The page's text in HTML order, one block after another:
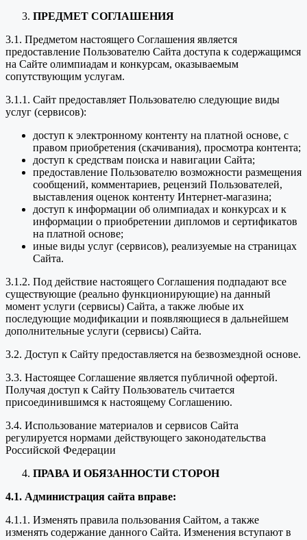
ПРЕДМЕТ СОГЛАШЕНИЯ
3.1. Предметом настоящего Соглашения является
предоставление Пользователю Сайта доступа к содержащимся
на Сайте олимпиадам и конкурсам, оказываемым
сопутствующим услугам.
3.1.1. Сайт предоставляет Пользователю следующие виды
услуг (сервисов):
доступ к электронному контенту на платной основе, с
правом приобретения (скачивания), просмотра контента;
доступ к средствам поиска и навигации Сайта;
предоставление Пользователю возможности размещения
сообщений, комментариев, рецензий Пользователей,
выставления оценок контенту Интернет-магазина;
доступ к информации об олимпиадах и конкурсах и к
информации о приобретении дипломов и сертификатов
на платной основе;
иные виды услуг (сервисов), реализуемые на страницах
Сайта.
3.1.2. Под действие настоящего Соглашения подпадают все
существующие (реально функционирующие) на данный
момент услуги (сервисы) Сайта, а также любые их
последующие модификации и появляющиеся в дальнейшем
дополнительные услуги (сервисы) Сайта.
3.2. Доступ к Сайту предоставляется на безвозмездной основе.
3.3. Настоящее Соглашение является публичной офертой.
Получая доступ к Сайту Пользователь считается
присоединившимся к настоящему Соглашению.
3.4. Использование материалов и сервисов Сайта
регулируется нормами действующего законодательства
Российской Федерации
ПРАВА И ОБЯЗАННОСТИ СТОРОН
4.1. Администрация сайта вправе:
4.1.1. Изменять правила пользования Сайтом, а также
изменять содержание данного Сайта. Изменения вступают в